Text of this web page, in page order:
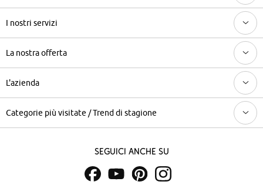
I nostri servizi
La nostra offerta
L'azienda
Categorie più visitate / Trend di stagione
Seguici anche su